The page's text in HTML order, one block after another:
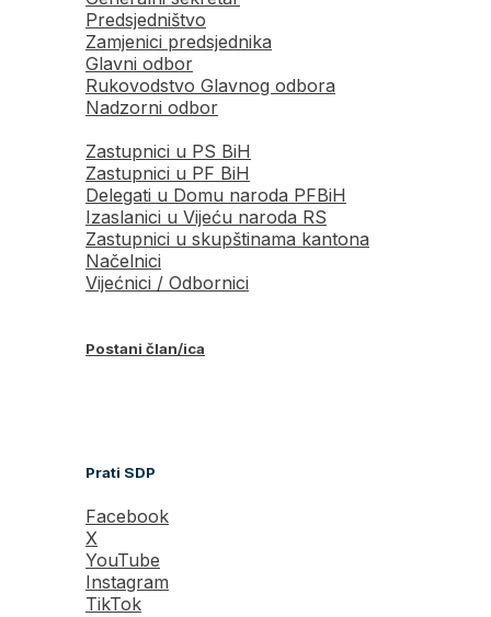
Predsjedništvo
Zamjenici predsjednika
Glavni odbor
Rukovodstvo Glavnog odbora
Nadzorni odbor
Zastupnici u PS BiH
Zastupnici u PF BiH
Delegati u Domu naroda PFBiH
Izaslanici u Vijeću naroda RS
Zastupnici u skupštinama kantona
Načelnici
Vijećnici / Odbornici
Postani član/ica
Prati SDP
Facebook
X
YouTube
Instagram
TikTok